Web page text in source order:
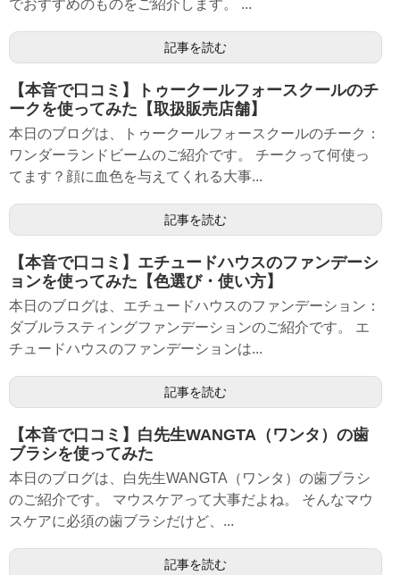
でおすすめのものをご紹介します。 ...
記事を読む
【本音で口コミ】トゥークールフォースクールのチ
ークを使ってみた【取扱販売店舗】
本日のブログは、トゥークールフォースクールのチーク：
ワンダーランドビームのご紹介です。 チークって何使っ
てます？顔に血色を与えてくれる大事...
記事を読む
【本音で口コミ】エチュードハウスのファンデーシ
ョンを使ってみた【色選び・使い方】
本日のブログは、エチュードハウスのファンデーション：
ダブルラスティングファンデーションのご紹介です。 エ
チュードハウスのファンデーションは...
記事を読む
【本音で口コミ】白先生WANGTA（ワンタ）の歯
ブラシを使ってみた
本日のブログは、白先生WANGTA（ワンタ）の歯ブラシ
のご紹介です。 マウスケアって大事だよね。 そんなマウ
スケアに必須の歯ブラシだけど、...
記事を読む